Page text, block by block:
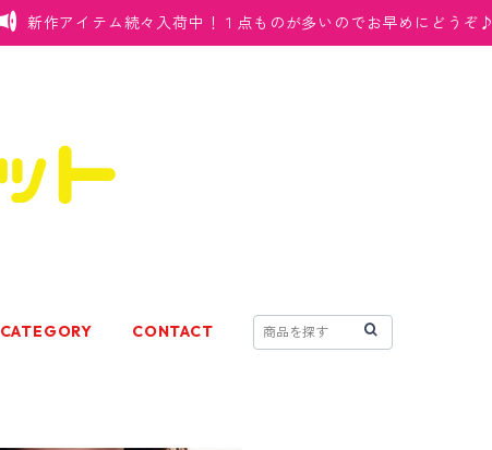
新作アイテム続々入荷中！１点ものが多いのでお早めにどうぞ♪
CATEGORY CONTACT